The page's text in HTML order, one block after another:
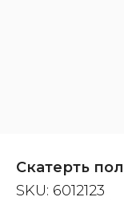
Скатерть
SKU: 6012123